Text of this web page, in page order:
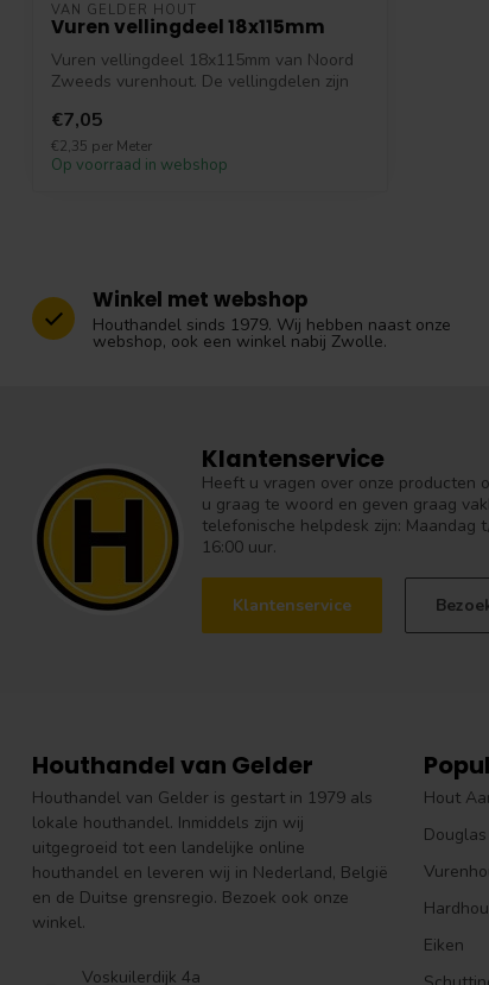
VAN GELDER HOUT
Vuren vellingdeel 18x115mm
Vuren vellingdeel 18x115mm van Noord
Zweeds vurenhout. De vellingdelen zijn
€7,05
€2,35 per Meter
Op voorraad in webshop
Winkel met webshop
Houthandel sinds 1979. Wij hebben naast onze
webshop, ook een winkel nabij Zwolle.
Klantenservice
Heeft u vragen over onze producten
u graag te woord en geven graag
telefonische helpdesk zijn: Maandag
16:00 uur.
Klantenservice
Houthandel van Gelder
Houthandel van Gelder is gestart in 1979 als
lokale houthandel. Inmiddels zijn wij
uitgegroeid tot een landelijke online
houthandel en leveren wij in Nederland, België
en de Duitse grensregio. Bezoek ook onze
winkel.
Voskuilerdijk 4a
Hout
Eiken